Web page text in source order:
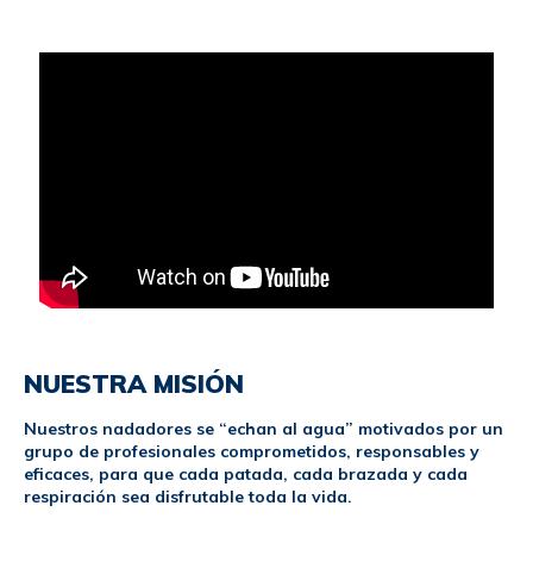
NUESTRA MISIÓN
Nuestros nadadores se “echan al agua” motivados por un
grupo de profesionales comprometidos, responsables y
eficaces, para que cada patada, cada brazada y cada
respiración sea disfrutable toda la vida.